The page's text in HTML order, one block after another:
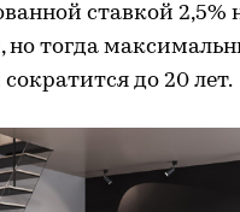
ставкой 2,5%
но тогда
до 20 лет.